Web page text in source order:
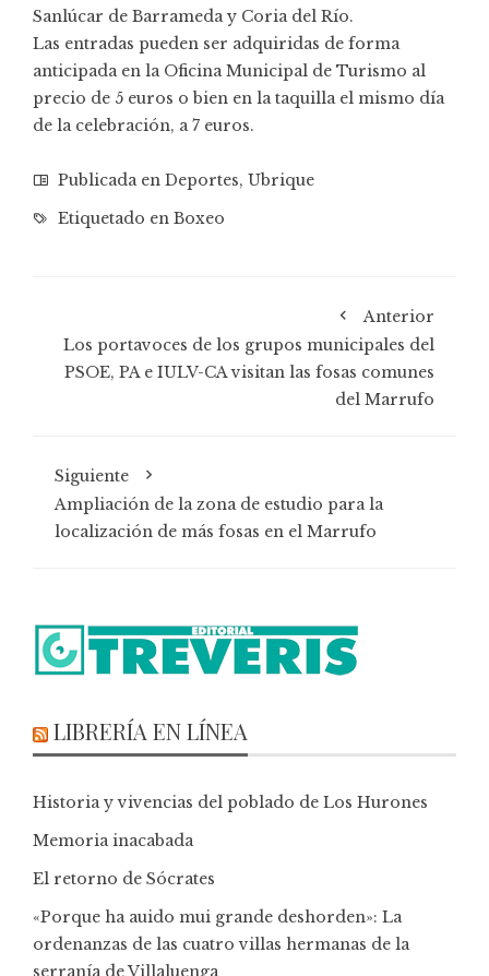
Sanlúcar de Barrameda y Coria del Río.
Las entradas pueden ser adquiridas de forma
anticipada en la Oficina Municipal de Turismo al
precio de 5 euros o bien en la taquilla el mismo día
de la celebración, a 7 euros.
Publicada en Deportes, Ubrique
Etiquetado en Boxeo
Anterior
Los portavoces de los grupos municipales del
PSOE, PA e IULV-CA visitan las fosas comunes
del Marrufo
Siguiente
Ampliación de la zona de estudio para la
localización de más fosas en el Marrufo
LIBRERÍA EN LÍNEA
Historia y vivencias del poblado de Los Hurones
Memoria inacabada
El retorno de Sócrates
«Porque ha auido mui grande deshorden»: La
ordenanzas de las cuatro villas hermanas de la
serranía de Villaluenga